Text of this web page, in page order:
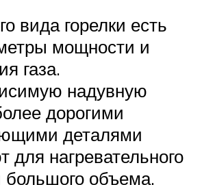
вида горелки есть
мощности и
газа.
надувную
дорогими
деталями
для нагревательного
большого объема.